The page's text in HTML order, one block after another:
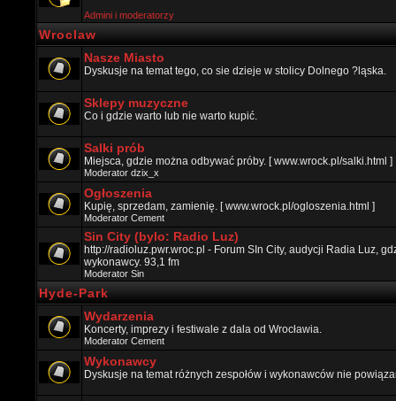
Admini i moderatorzy
Wroclaw
Nasze Miasto
Dyskusje na temat tego, co sie dzieje w stolicy Dolnego ?ląska.
Sklepy muzyczne
Co i gdzie warto lub nie warto kupić.
Salki prób
Miejsca, gdzie można odbywać próby. [ www.wrock.pl/salki.html ]
Moderator dzix_x
Ogłoszenia
Kupię, sprzedam, zamienię. [ www.wrock.pl/ogloszenia.html ]
Moderator Cement
Sin City (bylo: Radio Luz)
http://radioluz.pwr.wroc.pl - Forum SIn City, audycji Radia Luz,
wykonawcy. 93,1 fm
Moderator Sin
Hyde-Park
Wydarzenia
Koncerty, imprezy i festiwale z dala od Wrocławia.
Moderator Cement
Wykonawcy
Dyskusje na temat różnych zespołów i wykonawców nie